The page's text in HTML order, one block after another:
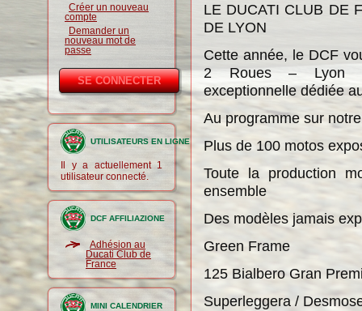
Créer un nouveau
compte
Demander un
nouveau mot de
passe
UTILISATEURS EN LIGNE
Il y a actuellement 1
utilisateur connecté.
DCF AFFILIAZIONE
Adhésion au
Ducati Club de
France
MINI CALENDRIER
LE DUCATI CLUB DE
DE LYON
Cette année, le DCF
2 Roues – Lyon
exceptionnelle dédiée
Au programme sur
Plus de 100 motos
Toute la production
ensemble
Des modèles jamais
Green Frame
125 Bialbero Gran
Superleggera /